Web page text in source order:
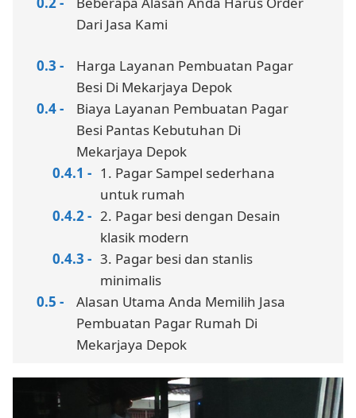
Dari Jasa Kami
Harga Layanan Pembuatan Pagar
Besi Di Mekarjaya Depok
Biaya Layanan Pembuatan Pagar
Besi Pantas Kebutuhan Di
Mekarjaya Depok
1. Pagar Sampel sederhana
untuk rumah
2. Pagar besi dengan Desain
klasik modern
3. Pagar besi dan stanlis
minimalis
Alasan Utama Anda Memilih Jasa
Pembuatan Pagar Rumah Di
Mekarjaya Depok